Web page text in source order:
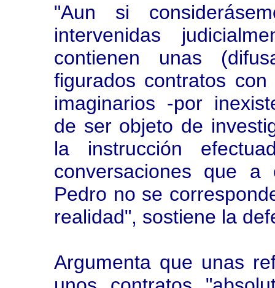
"Aun si
intervenidas
contienen unas
figurados contratos
imaginarios -por
de ser objeto de
la instrucción
conversaciones que a
Pedro no se
realidad", sostiene la
Argumenta que unas